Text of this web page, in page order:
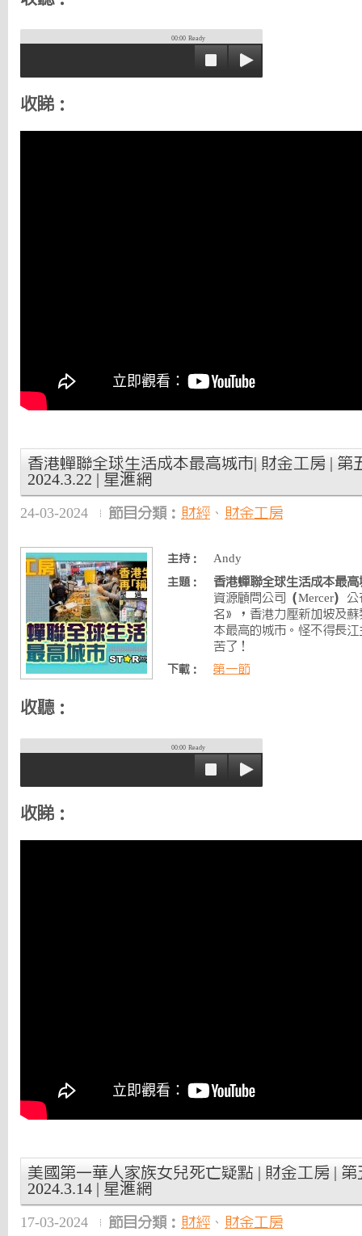
00:00 Ready
收睇：
香港蟬聯全球生活成本最高城市| 財金工房 | 第
2024.3.22 | 星滙網
24-03-2024 節目分類： 財經 、 財金工房
主持： Andy
主題：
香港蟬聯全球生活成本最
資源顧問公司（Mercer）
名》，香港力壓新加坡及
本最高的城市。怪不得長
苦了！
下載： 第一節
收聽：
00:00 Ready
收睇：
美國第一華人家族女兒死亡疑點 | 財金工房 |
2024.3.14 | 星滙網
17-03-2024 節目分類： 財經 、 財金工房